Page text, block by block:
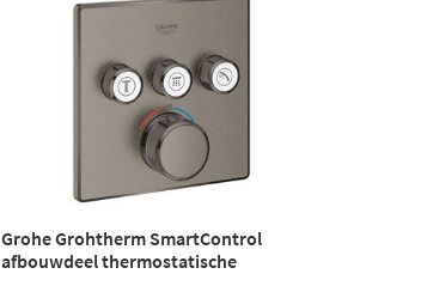
Grohe Grohtherm SmartControl
afbouwdeel thermostatische